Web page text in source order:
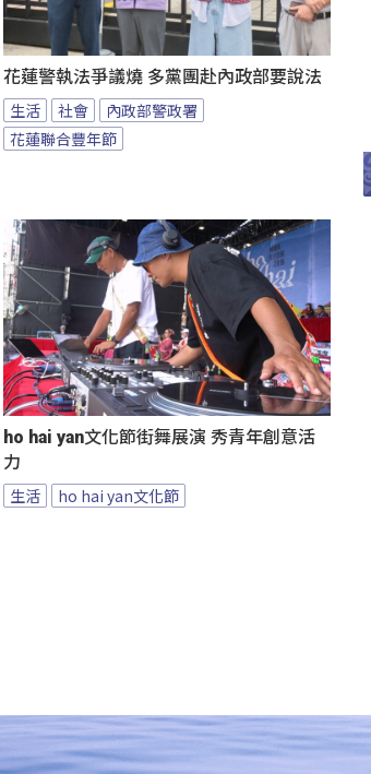
花蓮警執法爭議燒 多黨團赴內政部要說法
生活 社會
內政部警政署
花蓮聯合豐年節
ho hai yan文化節街舞展演 秀青年創意活
力
生活 ho hai yan文化節